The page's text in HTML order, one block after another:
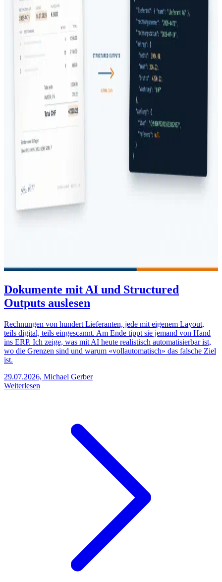
Dokumente mit AI und Structured
Outputs auslesen
Rechnungen von hundert Lieferanten, jede mit eigenem Layout,
teils digital, teils eingescannt. Am Ende tippt sie jemand von Hand
ins ERP. Ich zeige, was mit AI heute realistisch automatisierbar ist,
wo die Grenzen sind und warum «vollautomatisch» das falsche Ziel
ist.
29.07.2026, Michael Gerber
Weiterlesen